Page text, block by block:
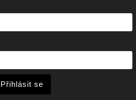
Přihlásit se